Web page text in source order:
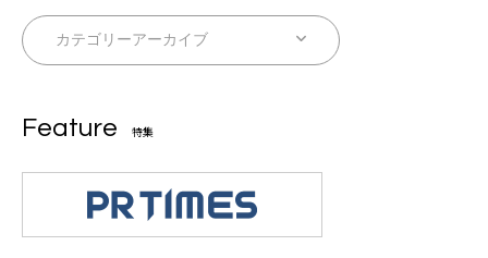
Feature 特集